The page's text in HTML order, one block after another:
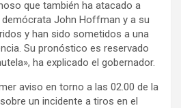
que también ha atacado a
John Hoffman y a su
y han sido sometidos a una
Su pronóstico es reservado
ha explicado el gobernador.
aviso en torno a las 02.00 de la
un incidente a tiros en el